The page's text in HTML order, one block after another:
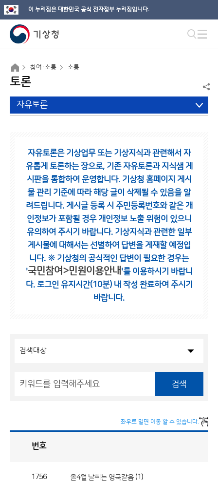
이 누리집은 대한민국 공식 전자정부 누리집입니다.
참여·소통 소통
토론
자유토론
자유토론은 기상업무 또는 기상지식과 관련해서 자
유롭게 토론하는 장으로, 기존 자유토론과 지식샘 게
시판을 통합하여 운영합니다. 기상청 홈페이지 게시
물 관리 기준에 따라 해당 글이 삭제될 수 있음을 알
려드립니다. 게시글 등록 시 주민등록번호와 같은 개
인정보가 포함될 경우 개인정보 노출 위험이 있으니
유의하여 주시기 바랍니다. 기상지식과 관련한 일부
게시물에 대해서는 선별하여 답변을 게재할 예정입
니다. ※ 기상청의 공식적인 답변이 필요한 경우는
'국민참여>민원이용안내 '를 이용하시기 바랍니
다. 로그인 유지시간(10분) 내 작성 완료하여 주시기
바랍니다.
검색
좌우로 밀면 이동 할 수 있습니다.
번호
1756 올4월 날씨는 영국같음 (1)